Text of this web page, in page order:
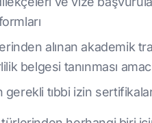
alınan akademik
belgesi tanınması
gerekli tıbbi izin